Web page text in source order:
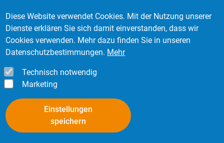
Diese Website verwendet Cookies. Mit der Nutzung unserer
Dienste erklären Sie sich damit einverstanden, dass wir
Cookies verwenden. Mehr dazu finden Sie in unseren
Datenschutzbestimmungen. Mehr
Technisch notwendig
Marketing
Einstellungen
speichern
Kontakt Login